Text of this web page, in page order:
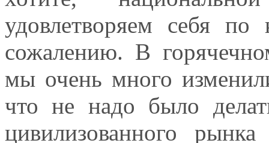
удовлетворяем себя
сожалению. В
мы очень много
что не надо было
цивилизованного